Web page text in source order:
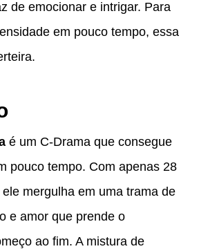
de emocionar e intrigar. Para
em pouco tempo, essa
é um C-Drama que consegue
pouco tempo. Com apenas 28
mergulha em uma trama de
e amor que prende o
ao fim. A mistura de